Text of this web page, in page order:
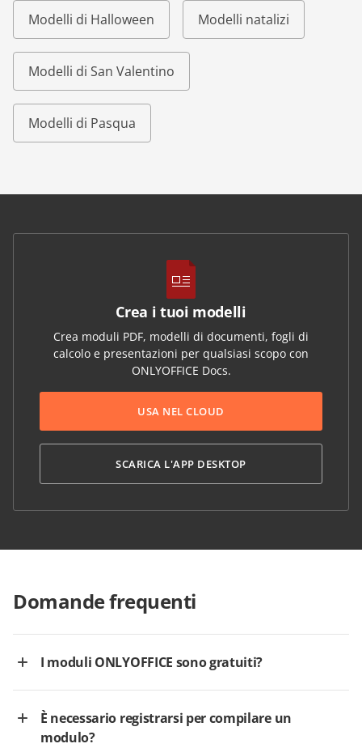
Modelli di Halloween Modelli natalizi
Modelli di San Valentino
Modelli di Pasqua
Crea i tuoi modelli
Crea moduli PDF, modelli di documenti, fogli di
calcolo e presentazioni per qualsiasi scopo con
ONLYOFFICE Docs.
USA NEL CLOUD
SCARICA L'APP DESKTOP
Domande frequenti
I moduli ONLYOFFICE sono gratuiti?
È necessario registrarsi per compilare un
modulo?